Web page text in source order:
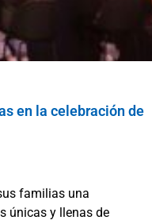
en la celebración de
familias una
únicas y llenas de